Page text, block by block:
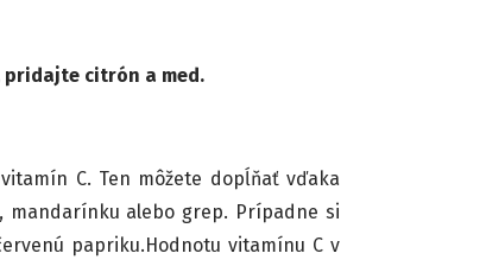
pridajte citrón a med.
C. Ten môžete dopĺňať vďaka
mandarínku alebo grep. Prípadne si
papriku.Hodnotu vitamínu C v